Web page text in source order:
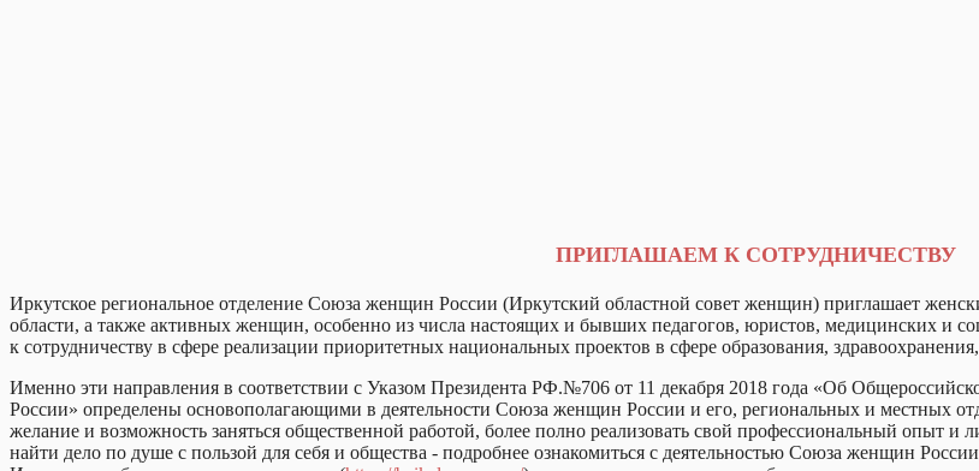
ПРИГЛАШАЕМ К СОТРУДНИЧЕСТВУ
Иркутское региональное отделение Союза женщин России (Иркутский областной совет женщин) приглашает
области, а также активных женщин, особенно из числа настоящих и бывших педагогов, юристов, медицинских и
к сотрудничеству в сфере реализации приоритетных национальных проектов в сфере образования,
Именно эти направления в соответствии с Указом Президента РФ.№706 от 11 декабря 2018 года «Об
России» определены основополагающими в деятельности Союза женщин России и его, региональных и местных
желание и возможность заняться общественной работой, более полно реализовать свой профессиональный опыт
найти дело по душе с пользой для себя и общества - подробнее ознакомиться с деятельностью Союза женщин России